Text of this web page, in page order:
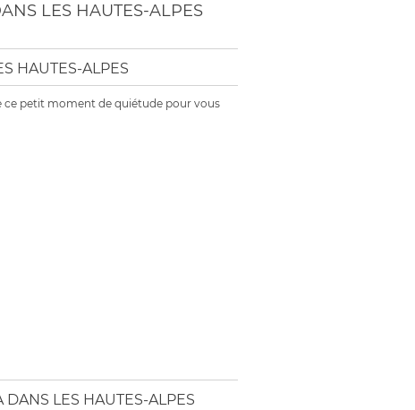
LES HAUTES-ALPES
HAUTES-ALPES
ce petit moment de quiétude pour vous
LES HAUTES-ALPES